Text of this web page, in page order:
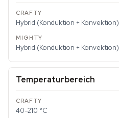
Hybrid (Konduktion + Konvektion)
Hybrid (Konduktion + Konvektion)
Temperaturbereich
40–210 °C